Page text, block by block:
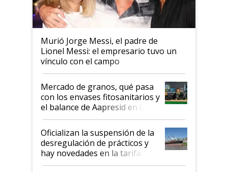
Murió Jorge Messi, el padre de
Lionel Messi: el empresario tuvo un
vínculo con el campo
Mercado de granos, qué pasa
con los envases fitosanitarios y
el balance de Aapresid en La
Posta
Oficializan la suspensión de la
desregulación de prácticos y
hay novedades en la tarifa de
la hidrovía